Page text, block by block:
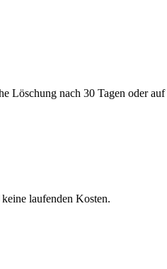
Löschung nach 30 Tagen oder
laufenden Kosten.